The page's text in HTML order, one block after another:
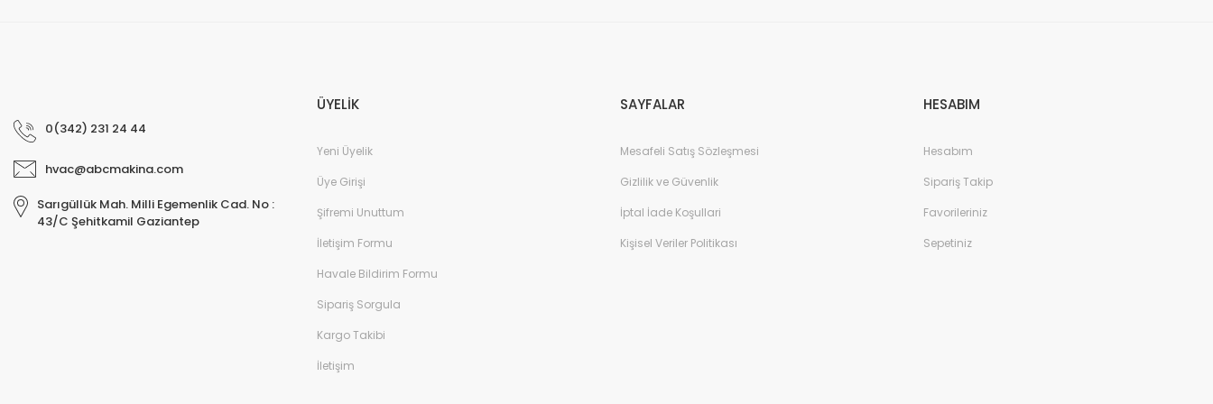
0(342) 231 24 44
hvac@abcmakina.com
Sarıgüllük Mah. Milli Egemenlik Cad. No :
43/C Şehitkamil Gaziantep
ÜYELİK
Yeni Üyelik
Üye Girişi
Şifremi Unuttum
İletişim Formu
Havale Bildirim Formu
Sipariş Sorgula
Kargo Takibi
İletişim
SAYFALAR
Mesafeli Satış Sözleşmesi
Gizlilik ve Güvenlik
İptal İade Koşullari
Kişisel Veriler Politikası
HESABIM
Hesabım
Sipariş Takip
Favorileriniz
Sepetiniz